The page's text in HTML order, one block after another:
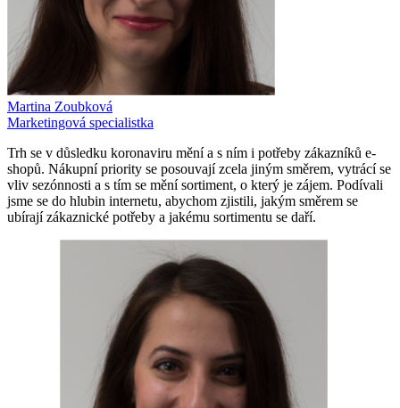
Martina Zoubková
Marketingová specialistka
Trh se v důsledku koronaviru mění a s ním i potřeby zákazníků e-
shopů. Nákupní priority se posouvají zcela jiným směrem, vytrácí se
vliv sezónnosti a s tím se mění sortiment, o který je zájem. Podívali
jsme se do hlubin internetu, abychom zjistili, jakým směrem se
ubírají zákaznické potřeby a jakému sortimentu se daří.